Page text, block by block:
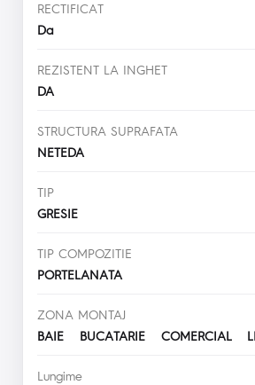
RECTIFICAT
Da
REZISTENT LA INGHET
DA
STRUCTURA SUPRAFATA
NETEDA
TIP
GRESIE
TIP COMPOZITIE
PORTELANATA
ZONA MONTAJ
BAIE BUCATARIE COMERCIAL
Lungime